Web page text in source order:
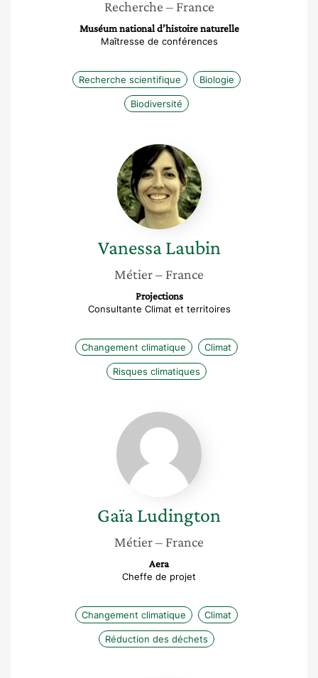
Recherche – France
Muséum national d’histoire naturelle
Maîtresse de conférences
Recherche scientifique Biologie
Biodiversité
Vanessa
Laubin
Vanessa Laubin
Métier– France
Projections
Consultante Climat et territoires
Changement climatique Climat
Risques climatiques
Gaïa
Ludington
GaïaLudington
Métier– France
Aera
Cheffe de projet
Changement climatique Climat
Réduction des déchets